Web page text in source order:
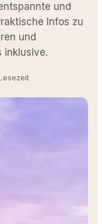
und
Infos zu
und
inklusive.